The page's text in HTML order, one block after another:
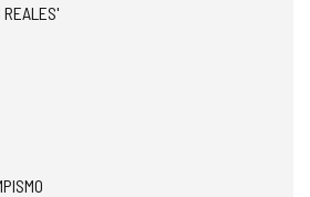
REALES'